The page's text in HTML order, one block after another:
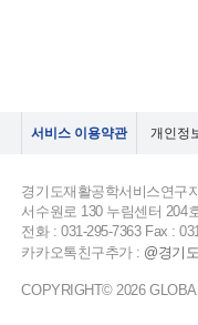
서비스 이용약관 개인정
경기도재활공학서비스연구
서수원로 130 누림센터 204
전화 : 031-295-7363 Fax :
카카오톡친구추가 : @경기
COPYRIGHT© 2026